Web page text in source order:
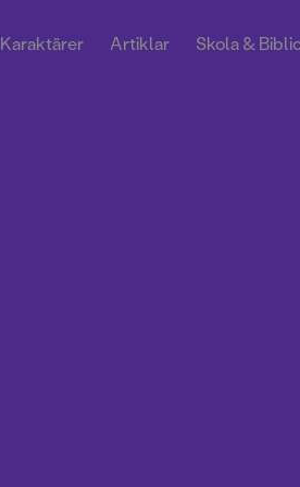
Karaktärer Artiklar Skola &